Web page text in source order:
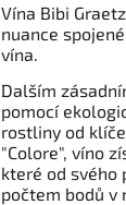
Vína Bibi
nuance
vína.
Dalším
pomocí
rostliny od
"Colore", víno
které od svého
počtem bodů v